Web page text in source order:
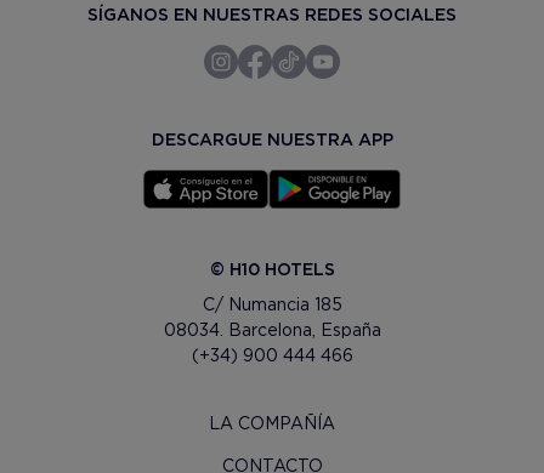
SÍGANOS EN NUESTRAS REDES SOCIALES
DESCARGUE NUESTRA APP
© H10 HOTELS
C/ Numancia 185
08034. Barcelona, España
(+34) 900 444 466
LA COMPAÑÍA
CONTACTO